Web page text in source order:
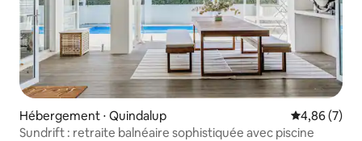
Hébergement ⋅ Quindalup Évaluation
4,86 (7)
Sundrift : retraite balnéaire sophistiquée avec piscine